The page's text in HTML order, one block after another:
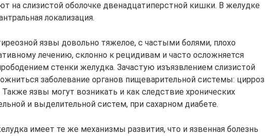
на слизистой оболочке двенадцатиперстной кишки. В желудке
локализация.
язвы довольно тяжелое, с частыми болями, плохо
лечению, склонно к рецидивам и часто осложняется
стенки желудка. Зачастую изъязвлением слизистой
заболевание органов пищеварительной системы: цирроз
Также язвы могут возникать и как следствие хронических
и выделительной систем, при сахарном диабете.
имеет те же механизмы развития, что и язвенная болезнь